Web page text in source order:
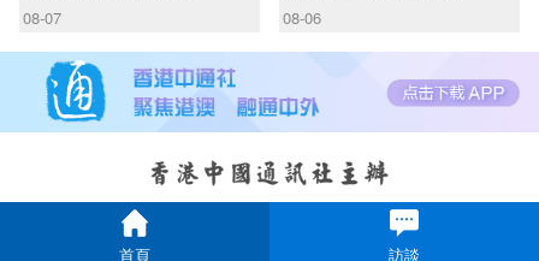
08-07
08-06
首頁 訪談